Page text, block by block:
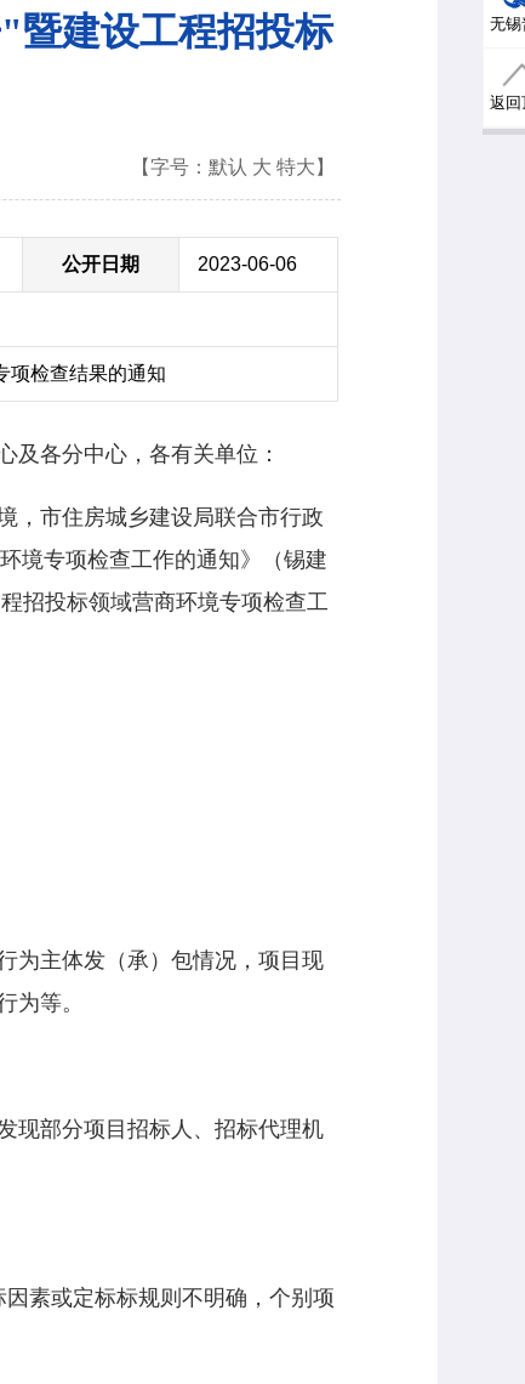
暨建设工程招投标
【字号： 默认 大 特大 】
公开日期 2023-06-06
项检查结果的通知
及各分中心，各有关单位：
，市住房城乡建设局联合市行政
境专项检查工作的通知》（锡建
招投标领域营商环境专项检查工
为主体发（承）包情况，项目现
为等。
现部分项目招标人、招标代理机
素或定标标规则不明确，个别项
无锡
返回